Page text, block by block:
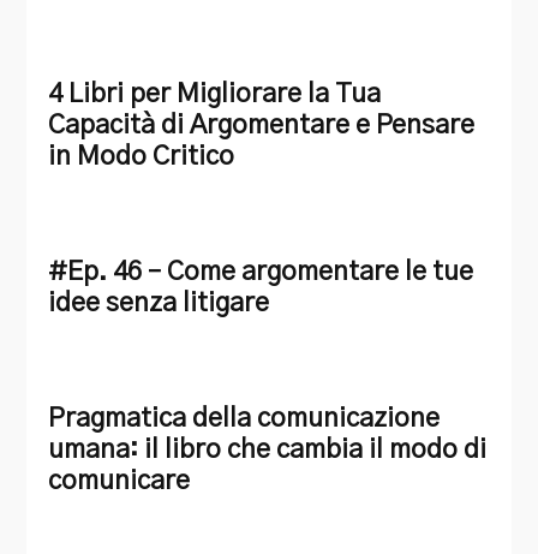
4 Libri per Migliorare la Tua
Capacità di Argomentare e Pensare
in Modo Critico
#Ep. 46 – Come argomentare le tue
idee senza litigare
Pragmatica della comunicazione
umana: il libro che cambia il modo di
comunicare